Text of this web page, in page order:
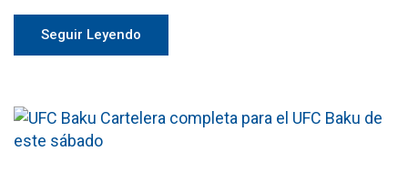
Seguir Leyendo